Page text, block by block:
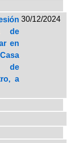
de
en
de
a
30/12/2024